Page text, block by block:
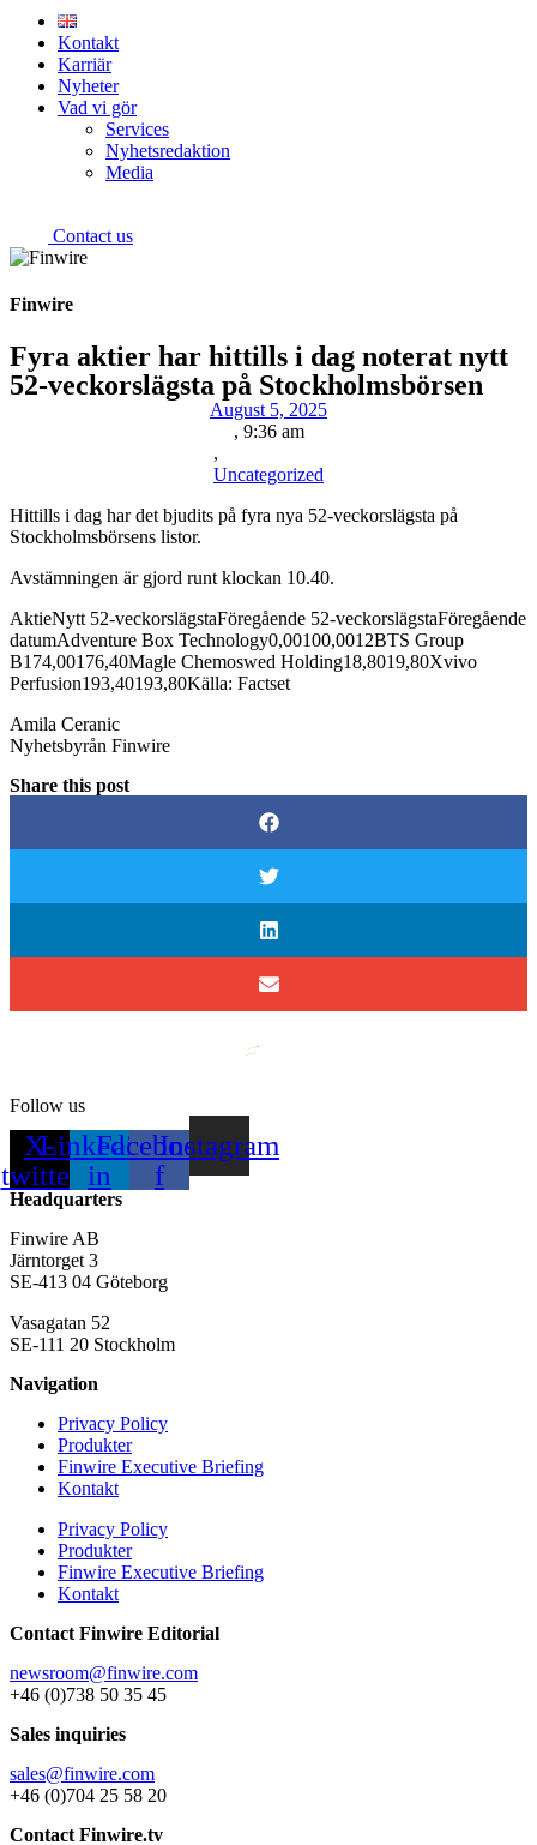
Kontakt
Karriär
Nyheter
Vad vi gör
Services
Nyhetsredaktion
Media
Contact us
Finwire
Fyra aktier har hittills i dag noterat nytt
52-veckorslägsta på Stockholmsbörsen
August 5, 2025
, 9:36 am
,
Uncategorized
Hittills i dag har det bjudits på fyra nya 52-veckorslägsta på
Stockholmsbörsens listor.
Avstämningen är gjord runt klockan 10.40.
AktieNytt 52-veckorslägstaFöregående 52-veckorslägstaFöregående
datumAdventure Box Technology0,00100,0012BTS Group
B174,00176,40Magle Chemoswed Holding18,8019,80Xvivo
Perfusion193,40193,80Källa: Factset
Amila Ceranic
Nyhetsbyrån Finwire
Share this post
Follow us
X-
twitter
Linkedin-
in
Facebook-
f
Instagram
Headquarters
Finwire AB
Järntorget 3
SE-413 04 Göteborg
Vasagatan 52
SE-111 20 Stockholm
Navigation
Privacy Policy
Produkter
Finwire Executive Briefing
Kontakt
Privacy Policy
Produkter
Finwire Executive Briefing
Kontakt
Contact Finwire Editorial
newsroom@finwire.com
+46 (0)738 50 35 45
Sales inquiries
sales@finwire.com
+46 (0)704 25 58 20
Contact Finwire.tv